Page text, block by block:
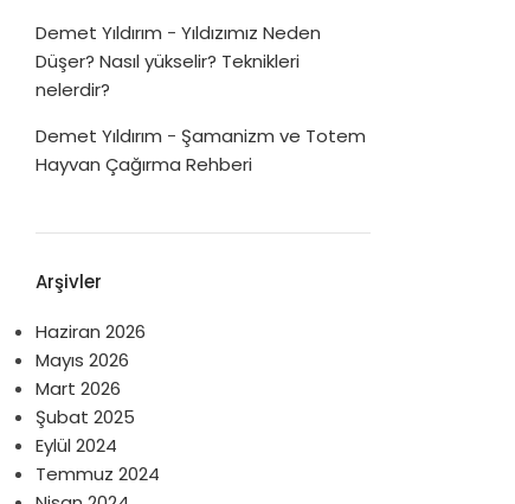
Demet Yıldırım - Yıldızımız Neden
Düşer? Nasıl yükselir? Teknikleri
nelerdir?
Demet Yıldırım - Şamanizm ve Totem
Hayvan Çağırma Rehberi
Arşivler
Haziran 2026
Mayıs 2026
Mart 2026
Şubat 2025
Eylül 2024
Temmuz 2024